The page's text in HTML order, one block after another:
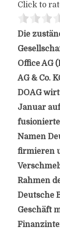
Click to
Die
Office AG
AG & Co.
DOAG
Januar
Namen
firmieren
Rahmen
Deutsche
Geschäft